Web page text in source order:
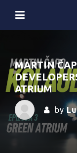
MARTIN
ATRIUM
by